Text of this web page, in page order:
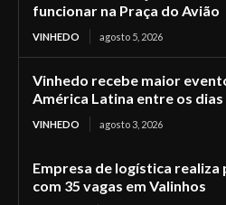
funcionar na Praça do Avião
VINHEDO agosto 5, 2026
Vinhedo recebe maior
América Latina entre os dias
VINHEDO agosto 3, 2026
Empresa de logística
com 35 vagas em Valinhos